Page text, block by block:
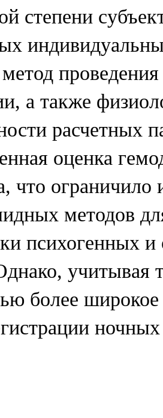
степени
а также
расчетных
оценка
что ограничило
методов
психогенных
учитывая
более